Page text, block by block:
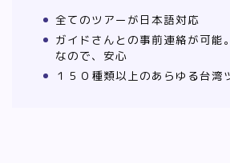
全てのツアーが日本語対応
ガイドさんとの事前連絡が可能
なので、安心
１５０種類以上のあらゆる台湾